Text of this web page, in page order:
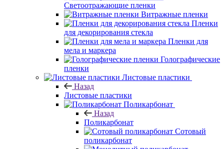
Светоотражающие пленки
Витражные пленки
Пленки
для декорирования стекла
Пленки для
мела и маркера
Голографические
пленки
Листовые пластики
Назад
Листовые пластики
Поликарбонат
Назад
Поликарбонат
Сотовый
поликарбонат